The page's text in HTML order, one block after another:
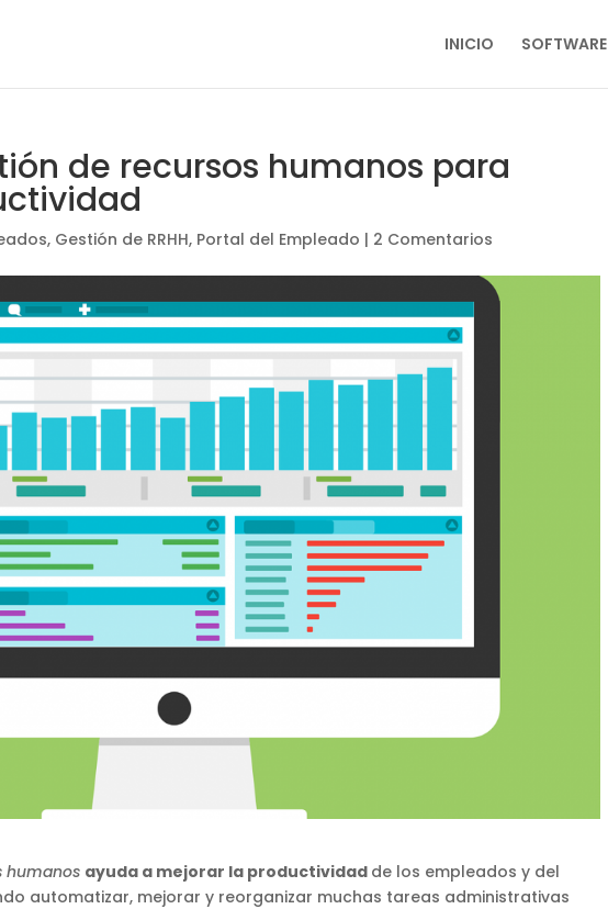
INICIO SOFTWARE
de recursos humanos para
, Gestión de RRHH, Portal del Empleado | 2 Comentarios
humanos ayuda a mejorar la productividad de los empleados y del
automatizar, mejorar y reorganizar muchas tareas administrativas